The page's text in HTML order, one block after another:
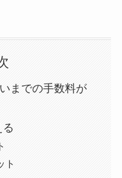
までの手数料が
ト